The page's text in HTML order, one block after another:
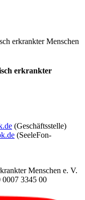
erkrankter
(Geschäftsstelle)
(SeeleFon-
Menschen e. V.
3345 00